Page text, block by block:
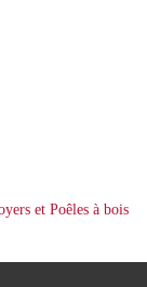
et Poêles à bois